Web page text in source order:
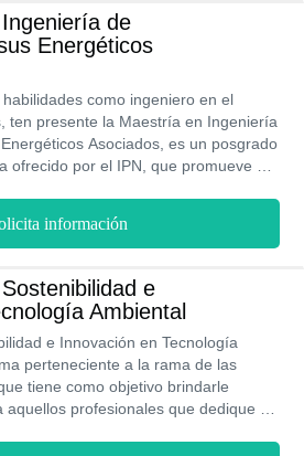
un monto obligatorio para
de
Energéticos
como ingeniero en el
ten presente la Maestría en Ingeniería
Asociados, es un posgrado
ofrecido por el IPN, que promueve un
información
e
Ambiental
e Innovación en Tecnología
perteneciente a la rama de las
tiene como objetivo brindarle
profesionales que dedique su